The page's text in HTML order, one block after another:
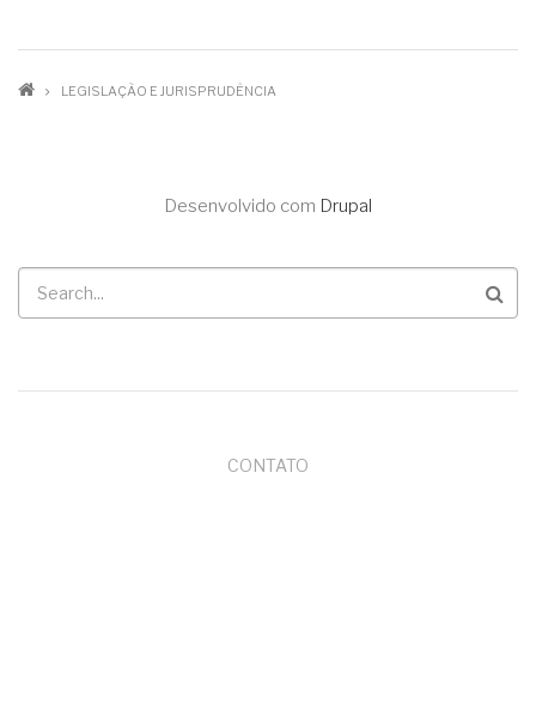
TRILHA
NAVEGAÇÃO
LEGISLAÇÃO E JURISPRUDÊNCIA
Desenvolvido com Drupal
CONTATO